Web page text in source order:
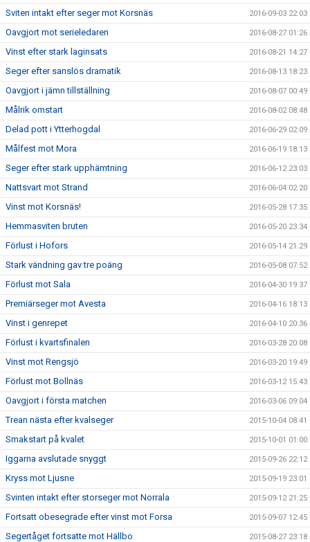
Sviten intakt efter seger mot Korsnäs 2016-09-03 22:03
Oavgjort mot serieledaren 2016-08-27 01:26
Vinst efter stark laginsats 2016-08-21 14:27
Seger efter sanslös dramatik 2016-08-13 18:23
Oavgjort i jämn tillställning 2016-08-07 00:49
Målrik omstart 2016-08-02 08:48
Delad pott i Ytterhogdal 2016-06-29 02:09
Målfest mot Mora 2016-06-19 18:13
Seger efter stark upphämtning 2016-06-12 23:03
Nattsvart mot Strand 2016-06-04 02:20
Vinst mot Korsnäs! 2016-05-28 17:35
Hemmasviten bruten 2016-05-20 23:34
Förlust i Hofors 2016-05-14 21:29
Stark vändning gav tre poäng 2016-05-08 07:52
Förlust mot Sala 2016-04-30 19:37
Premiärseger mot Avesta 2016-04-16 18:13
Vinst i genrepet 2016-04-10 20:36
Förlust i kvartsfinalen 2016-03-28 20:08
Vinst mot Rengsjö 2016-03-20 19:49
Förlust mot Bollnäs 2016-03-12 15:43
Oavgjort i första matchen 2016-03-06 09:04
Trean nästa efter kvalseger 2015-10-04 08:41
Smakstart på kvalet 2015-10-01 01:00
Iggarna avslutade snyggt 2015-09-26 22:12
Kryss mot Ljusne 2015-09-19 23:01
Svinten intakt efter storseger mot Norrala 2015-09-12 21:25
Fortsatt obesegrade efter vinst mot Forsa 2015-09-07 12:45
Segertåget fortsatte mot Hällbo 2015-08-27 23:18